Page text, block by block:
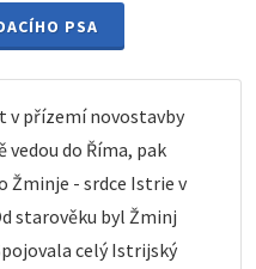
PSA
v přízemí novostavby
vedou do Říma, pak
Žminje - srdce Istrie v
starověku byl Žminj
celý Istrijský